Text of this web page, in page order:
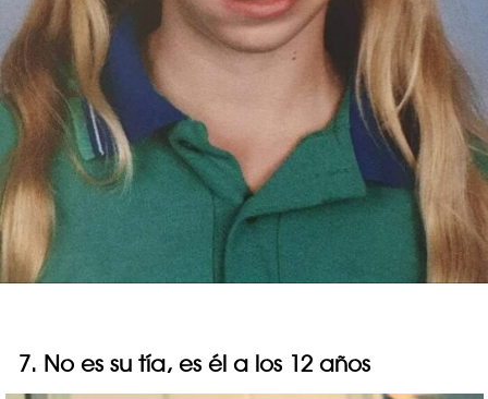
7. No es su tía, es él a los 12 años